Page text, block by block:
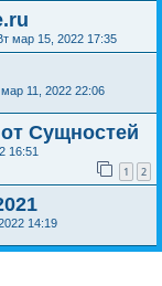
мар 15, 2022 17:35
мар 11, 2022 22:06
Сущностей
16:51
1 2
14:19